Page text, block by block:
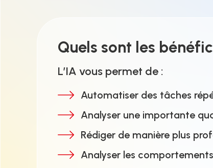
Quels sont les
L’IA vous permet de :
Automatiser des tâches
Analyser une importante
Rédiger de manière plus
Analyser les